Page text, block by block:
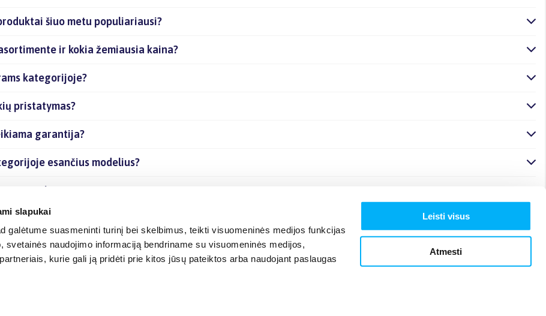
slapukai
galėtume suasmeninti turinį bei skelbimus, teikti visuomeninės medijos funkcijas
svetainės naudojimo informaciją bendriname su visuomeninės medijos,
kurie gali ją pridėti prie kitos jūsų pateiktos arba naudojant paslaugas
Leisti visus
Atmesti
šiuo metu populiariausi?
ir kokia žemiausia kaina?
kategorijoje?
pristatymas?
garantija?
esančius modelius?
prekes internetu?